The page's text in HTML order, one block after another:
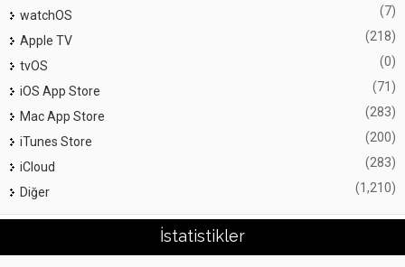
watchOS (7)
Apple TV (218)
tvOS (0)
iOS App Store (71)
Mac App Store (283)
iTunes Store (200)
iCloud (283)
Diğer (1,210)
İstatistikler